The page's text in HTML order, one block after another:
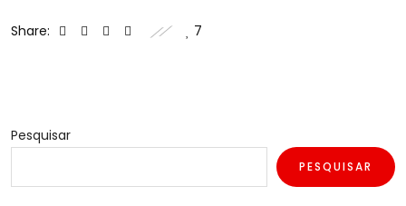
Share: 7
Pesquisar
PESQUISAR